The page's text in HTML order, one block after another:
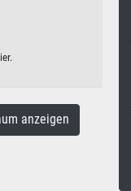
anzeigen